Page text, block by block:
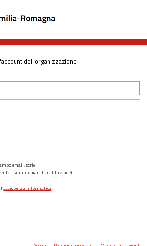
dell'organizzazione
email, scrivi
tramite email di abilitazione)
assistenza informatica.